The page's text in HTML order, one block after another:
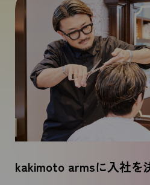
kakimoto armsに入社を